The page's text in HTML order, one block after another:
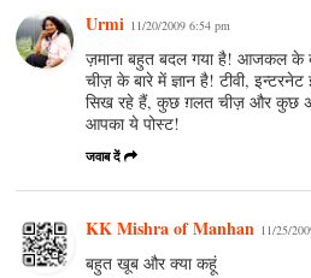
Urmi 11/20/2009 6:54 pm
ज़माना बहुत बदल गया है! आजकल के
चीज़ के बारे में ज्ञान है! टीवी,
सिख रहे हैं, कुछ ग़लत चीज़ और कुछ
आपका ये पोस्ट!
जवाब दें
KK Mishra of Manhan 11/25/
बहुत खूब और क्या कहूं